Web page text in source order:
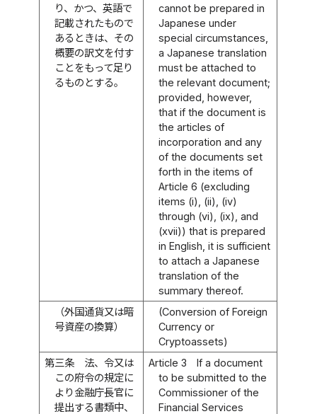
り、かつ、英語で
記載されたもので
あるときは、その
概要の訳文を付す
ことをもって足り
るものとする。
cannot be prepared in
Japanese under
special circumstances,
a Japanese translation
must be attached to
the relevant document;
provided, however,
that if the document is
the articles of
incorporation and any
of the documents set
forth in the items of
Article 6 (excluding
items (i), (ii), (iv)
through (vi), (ix), and
(xvii)) that is prepared
in English, it is sufficient
to attach a Japanese
translation of the
summary thereof.
（外国通貨又は暗
号資産の換算）
(Conversion of Foreign
Currency or
Cryptoassets)
第三条
法、令又は
この府令の規定に
より金融庁長官に
提出する書類中、
Article 3
If a document
to be submitted to the
Commissioner of the
Financial Services